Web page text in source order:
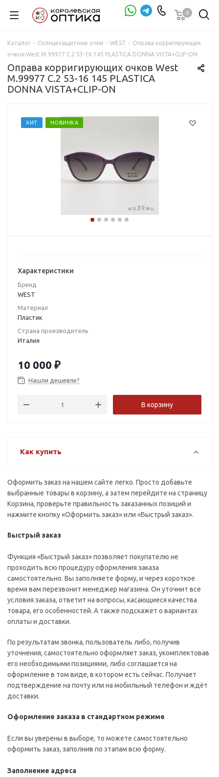
0
Каталог - Солнцезащитные очки - WEST - Оправа корригирующих
очков West M.99977 C.2 53-16 145 PLASTICA DONNA VISTA+CLIP-ON
Оправа корригирующих очков West
M.99977 C.2 53-16 145 PLASTICA
DONNA VISTA+CLIP-ON
ХИТ НОВИНКА
Характеристики
Бренд
WEST
Материал
Пластик
Страна производитель
Италия
10 000 ₽
Нашли дешевле?
В корзину
Как купить
Оформить заказ на нашем сайте легко. Просто добавьте
выбранные товары в корзину, а затем перейдите на страницу
Корзина, проверьте правильность заказанных позиций и
нажмите кнопку «Оформить заказ» или «Быстрый заказ».
Быстрый заказ
Функция «Быстрый заказ» позволяет покупателю не
проходить всю процедуру оформления заказа
самостоятельно. Вы заполняете форму, и через короткое
время вам перезвонит менеджер магазина. Он уточнит все
условия заказа, ответит на вопросы, касающиеся качества
товара, его особенностей. А также подскажет о вариантах
оплаты и доставки.
По результатам звонка, пользователь либо, получив
уточнения, самостоятельно оформляет заказ, укомплектовав
его необходимыми позициями, либо соглашается на
оформление в том виде, в котором есть сейчас. Получает
подтверждение на почту или на мобильный телефон и ждёт
доставки.
Оформление заказа в стандартном режиме
Если вы уверены в выборе, то можете самостоятельно
оформить заказ, заполнив по этапам всю форму.
Заполнение адреса